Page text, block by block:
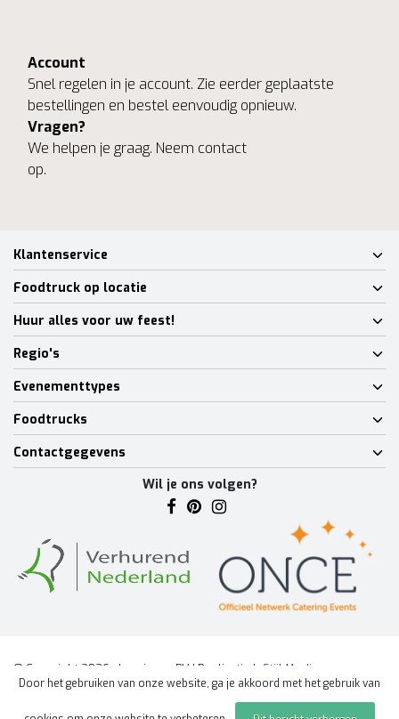
Account
Snel regelen in je account. Zie eerder geplaatste
bestellingen en bestel eenvoudig opnieuw.
Vragen?
We helpen je graag. Neem contact
op.
Klantenservice
Foodtruck op locatie
Huur alles voor uw feest!
Regio's
Evenementtypes
Foodtrucks
Contactgegevens
Wil je ons volgen?
© Copyright 2026 - Lumineux BV | Realisatie
InStijl Media
Algemene voorwaarden|Disclaimer|Privacy Policy|Sitemap |
Door het gebruiken van onze website, ga je akkoord met het gebruik van